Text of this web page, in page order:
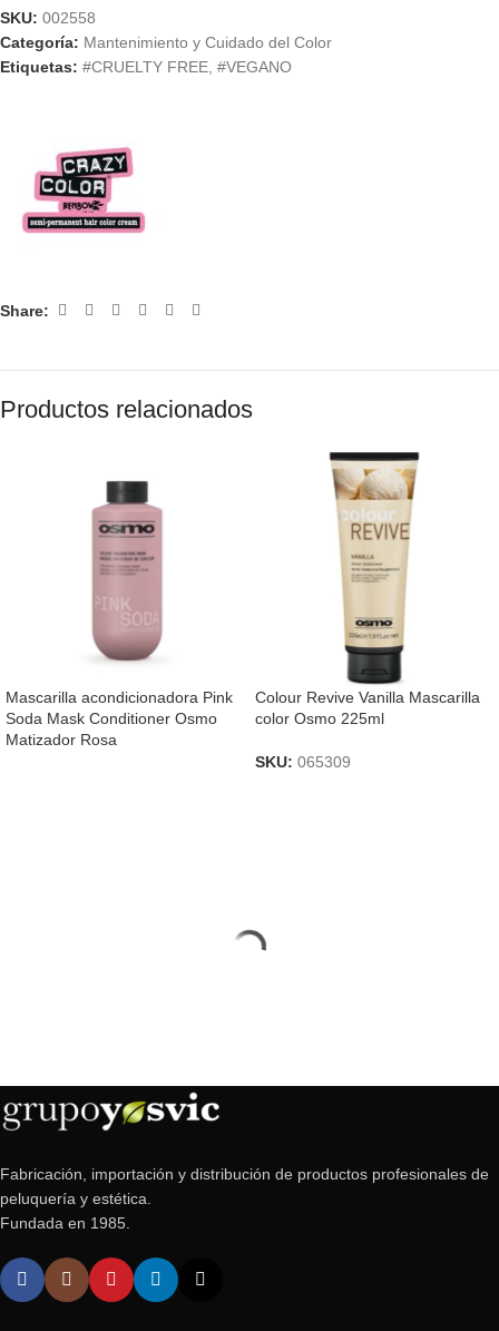
SKU: 002558
Categoría: Mantenimiento y Cuidado del Color
Etiquetas: #CRUELTY FREE #VEGANO
Share:
Productos relacionados
Mascarilla acondicionadora Pink
Soda Mask Conditioner Osmo
Matizador Rosa
Colour Revive Vanilla Mascarilla
color Osmo 225ml
SKU: 065309
Fabricación, importación y distribución de productos profesionales de
peluquería y estética.
Fundada en 1985.